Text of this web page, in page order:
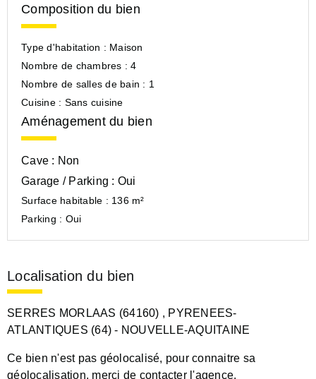
Composition du bien
Type d'habitation : Maison
Nombre de chambres :4
Nombre de salles de bain : 1
Cuisine : Sans cuisine
Aménagement du bien
Cave : Non
Garage / Parking : Oui
Surface habitable : 136 m²
Parking : Oui
Localisation du bien
SERRES MORLAAS (64160) , PYRENEES-
ATLANTIQUES (64) - NOUVELLE-AQUITAINE
Ce bien n'est pas géolocalisé, pour connaitre sa
géolocalisation, merci de contacter l'agence.